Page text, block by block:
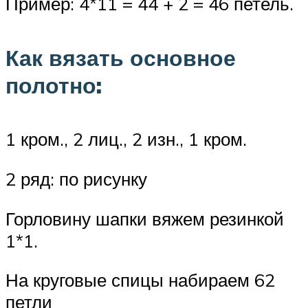
Как вязать основное
полотно:
1 кром., 2 лиц., 2 изн., 1 кром.
2 ряд: по рисунку
Горловину шапки вяжем резинкой
1*1.
На круговые спицы набираем 62
петли